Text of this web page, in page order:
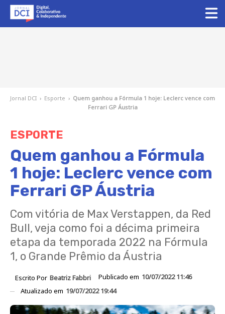
Jornal DCI › Esporte › Quem ganhou a Fórmula 1 hoje: Leclerc vence com
Ferrari GP Áustria
ESPORTE
Quem ganhou a Fórmula
1 hoje: Leclerc vence com
Ferrari GP Áustria
Com vitória de Max Verstappen, da Red
Bull, veja como foi a décima primeira
etapa da temporada 2022 na Fórmula
1, o Grande Prêmio da Áustria
Escrito Por Beatriz Fabbri Publicado em 10/07/2022 11:46
Atualizado em 19/07/2022 19:44